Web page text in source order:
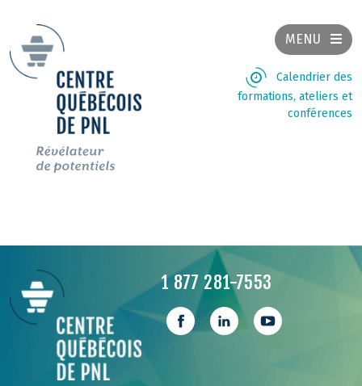
MENU
Calendrier des
formations, ateliers et
conférences
1 877 281-7553